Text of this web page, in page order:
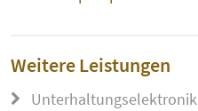
Weitere Leistungen
Unterhaltungselektronik